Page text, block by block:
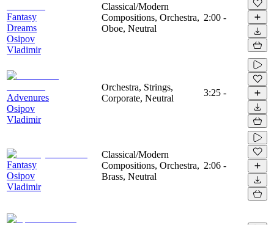
Fantasy
Dreams
Osipov
Vladimir
Classical/Modern
Compositions, Orchestra,
Oboe, Neutral
2:00 -
Advenures
Osipov
Vladimir
Orchestra, Strings,
Corporate, Neutral
3:25 -
Fantasy
Osipov
Vladimir
Classical/Modern
Compositions, Orchestra,
Brass, Neutral
2:06 -